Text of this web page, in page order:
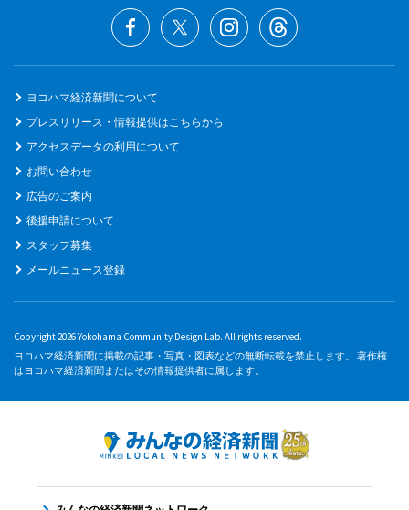
ヨコハマ経済新聞について
プレスリリース・情報提供はこちらから
アクセスデータの利用について
お問い合わせ
広告のご案内
後援申請について
スタッフ募集
メールニュース登録
Copyright 2026 Yokohama Community Design Lab. All rights reserved.
ヨコハマ経済新聞に掲載の記事・写真・図表などの無断転載を禁止します。 著作権
はヨコハマ経済新聞またはその情報提供者に属します。